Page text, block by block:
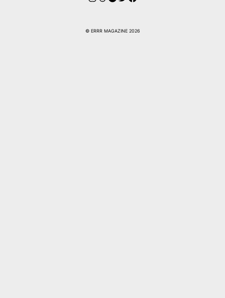
© ERRR MAGAZINE 2026